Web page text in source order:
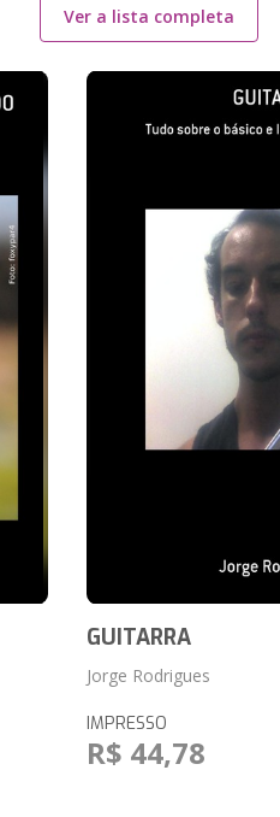
Ver a lista completa
GUITARRA
Jorge Rodrigues
IMPRESSO
R$ 44,78